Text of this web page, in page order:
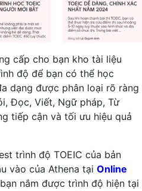
cấp cho bạn kho tài liệu
độ để bạn có thể học
dạng được phân loại rõ ràng
Đọc, Viết, Ngữ pháp, Từ
tiếp cận và tối ưu hiệu quả
trình độ TOEIC của bản
vào của Athena tại Online
nắm được trình độ hiện tại